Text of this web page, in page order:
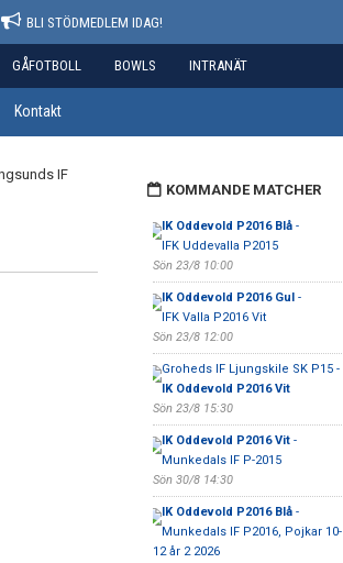
BLI STÖDMEDLEM IDAG!
GÅFOTBOLL BOWLS INTRANÄT
Kontakt
KOMMANDE MATCHER
IK Oddevold P2016 Blå-
IFK Uddevalla P2015
Sön 23/8 10:00
IK Oddevold P2016 Gul-
IFK Valla P2016 Vit
Sön 23/8 12:00
Groheds IF Ljungskile SK P15 -
IK Oddevold P2016 Vit
Sön 23/8 15:30
IK Oddevold P2016 Vit-
Munkedals IF P-2015
Sön 30/8 14:30
IK Oddevold P2016 Blå-
Munkedals IF P2016, Pojkar 10-
12 år 2 2026